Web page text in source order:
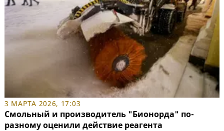
3 МАРТА 2026, 17:03
Смольный и производитель "Бионорда" по-
разному оценили действие реагента